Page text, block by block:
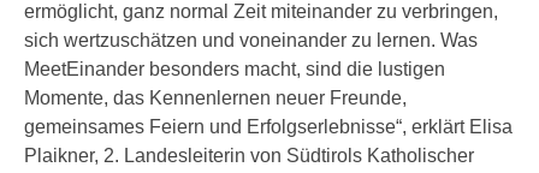
ermöglicht, ganz normal Zeit miteinander zu verbringen,
sich wertzuschätzen und voneinander zu lernen. Was
MeetEinander besonders macht, sind die lustigen
Momente, das Kennenlernen neuer Freunde,
gemeinsames Feiern und Erfolgserlebnisse“, erklärt Elisa
Plaikner, 2. Landesleiterin von Südtirols Katholischer